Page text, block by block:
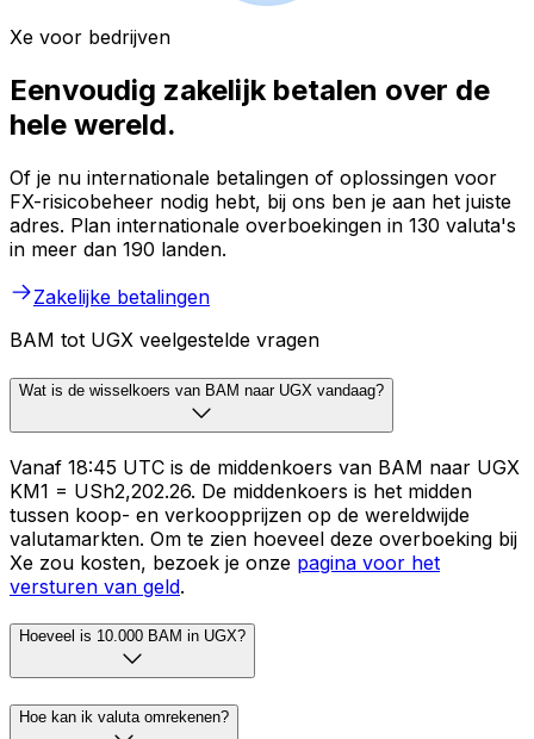
Xe voor bedrijven
Eenvoudig zakelijk betalen over de
hele wereld.
Of je nu internationale betalingen of oplossingen voor
FX-risicobeheer nodig hebt, bij ons ben je aan het juiste
adres. Plan internationale overboekingen in 130 valuta's
in meer dan 190 landen.
Zakelijke betalingen
BAM tot UGX veelgestelde vragen
Wat is de wisselkoers van BAM naar UGX vandaag?
Vanaf 18:45 UTC is de middenkoers van BAM naar UGX
KM1 = USh2,202.26. De middenkoers is het midden
tussen koop- en verkoopprijzen op de wereldwijde
valutamarkten. Om te zien hoeveel deze overboeking bij
Xe zou kosten, bezoek je onze pagina voor het
versturen van geld.
Hoeveel is 10.000 BAM in UGX?
Hoe kan ik valuta omrekenen?